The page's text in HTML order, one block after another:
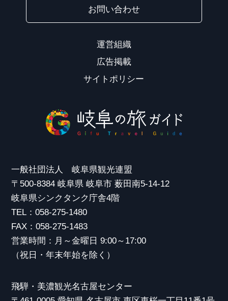
お問い合わせ
運営組織
広告掲載
サイトポリシー
一般社団法人 岐阜県観光連盟
〒500-8384 岐阜県 岐阜市 薮田南5-14-12
岐阜県シンクタンク庁舎4階
TEL：058-275-1480
FAX：058-275-1483
営業時間：月～金曜日 9:00～17:00
（祝日・年末年始を除く）
飛騨・美濃観光名古屋センター